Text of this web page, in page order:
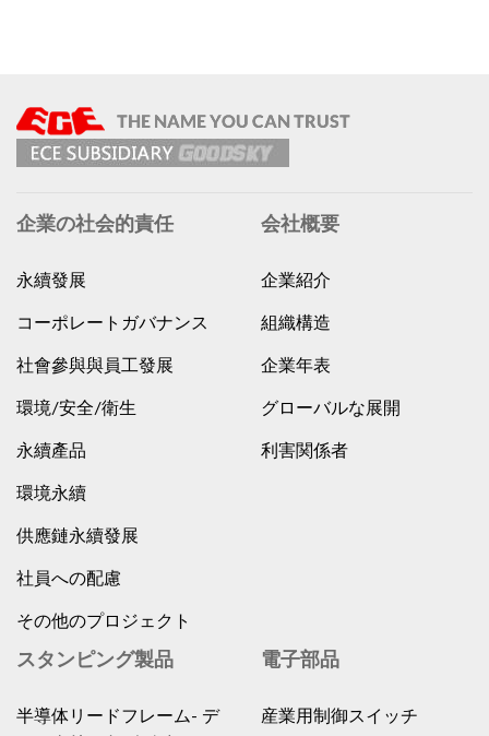
企業の社会的責任
永續發展
コーポレートガバナンス
社會參與與員工發展
環境/安全/衛生
永續產品
環境永續
供應鏈永續發展
社員への配慮
その他のプロジェクト
会社概要
企業紹介
組織構造
企業年表
グローバルな展開
利害関係者
スタンピング製品
半導体リードフレーム- デ
電子部品
産業用制御スイッチ